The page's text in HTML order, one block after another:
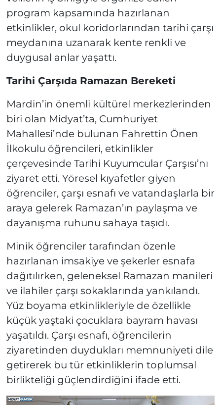
program kapsamında hazırlanan
etkinlikler, okul koridorlarından tarihi çarşı
meydanına uzanarak kente renkli ve
duygusal anlar yaşattı.
Tarihi Çarşıda Ramazan Bereketi
Mardin’in önemli kültürel merkezlerinden
biri olan Midyat’ta, Cumhuriyet
Mahallesi’nde bulunan Fahrettin Önen
İlkokulu öğrencileri, etkinlikler
çerçevesinde Tarihi Kuyumcular Çarşısı’nı
ziyaret etti. Yöresel kıyafetler giyen
öğrenciler, çarşı esnafı ve vatandaşlarla bir
araya gelerek Ramazan’ın paylaşma ve
dayanışma ruhunu sahaya taşıdı.
Minik öğrenciler tarafından özenle
hazırlanan imsakiye ve şekerler esnafa
dağıtılırken, geleneksel Ramazan manileri
ve ilahiler çarşı sokaklarında yankılandı.
Yüz boyama etkinlikleriyle de özellikle
küçük yaştaki çocuklara bayram havası
yaşatıldı. Çarşı esnafı, öğrencilerin
ziyaretinden duydukları memnuniyeti dile
getirerek bu tür etkinliklerin toplumsal
birlikteliği güçlendirdiğini ifade etti.